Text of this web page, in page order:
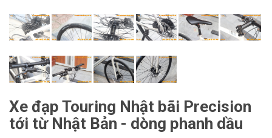
Xe đạp Touring Nhật bãi Precision
tới từ Nhật Bản - dòng phanh dầu